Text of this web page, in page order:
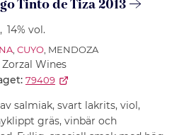
Tinto de Tiza 2013
, 14% vol.
, CUYO, MENDOZA
Zorzal Wines
79409
salmiak, svart lakrits, viol,
gräs, vinbär och